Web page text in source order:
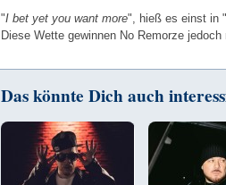
"I bet yet you want more", hieß es einst in
Diese Wette gewinnen No Remorze jedoch
Das könnte Dich auch